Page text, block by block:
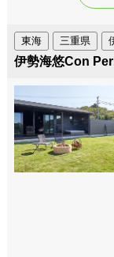
東海 三重県
伊勢海悠Con